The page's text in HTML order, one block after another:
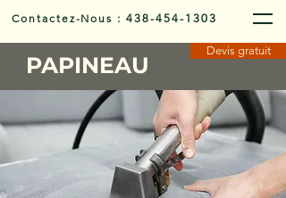
Contactez-Nous :438-454-1303
PAPINEAU
Devis gratuit